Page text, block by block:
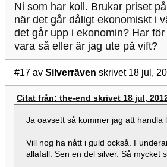
Ni som har koll. Brukar priset
när det går dåligt ekonomiskt i
det går upp i ekonomin? Har
vara så eller är jag ute på vift?
#17 av Silverräven skrivet 18 jul,
Citat från: the-end skrivet 18 jul,
Ja oavsett så kommer jag att handla
Vill nog ha nått i guld också.
allafall. Sen en del silver. Så mycket